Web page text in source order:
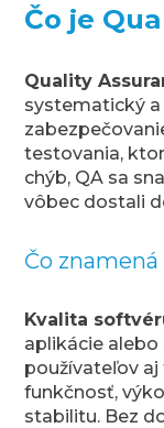
Čo je
Quality
systematický
testovania,
chýb, QA sa
vôbec dostali
Čo
Kvalita
aplikácie
používateľov aj
funkčnosť,
stabilitu. Bez